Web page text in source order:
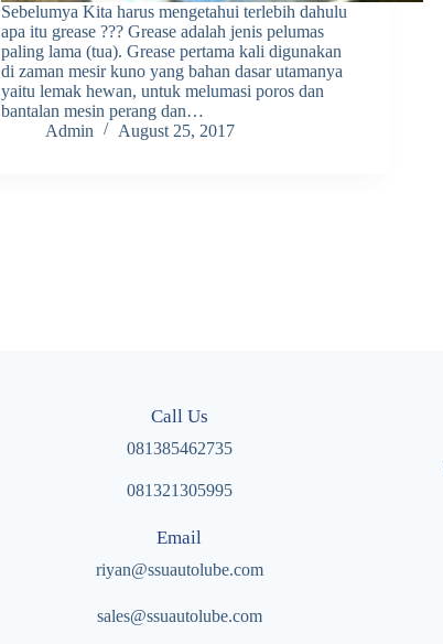
Sebelumya Kita harus mengetahui terlebih dahulu
apa itu grease ??? Grease adalah jenis pelumas
paling lama (tua). Grease pertama kali digunakan
di zaman mesir kuno yang bahan dasar utamanya
yaitu lemak hewan, untuk melumasi poros dan
bantalan mesin perang dan…
Admin
August 25, 2017
Call Us
081385462735
081321305995
Email
riyan@ssuautolube.com
sales@ssuautolube.com